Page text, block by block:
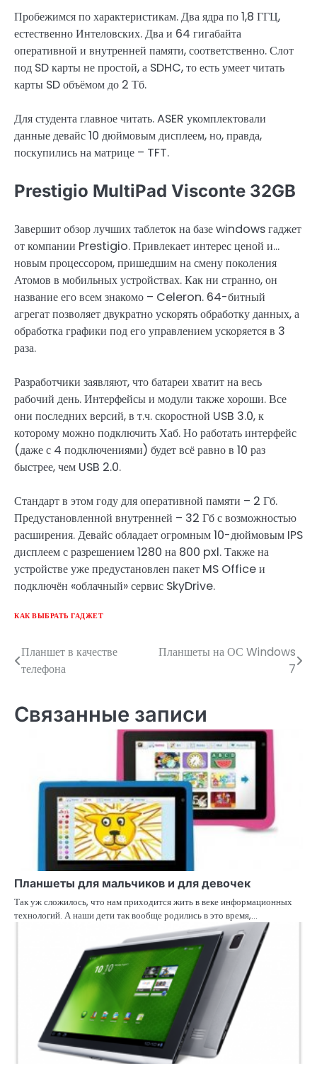
Пробежимся по характеристикам. Два ядра по 1,8 ГГЦ,
естественно Интеловских. Два и 64 гигабайта
оперативной и внутренней памяти, соответственно. Слот
под SD карты не простой, а SDHC, то есть умеет читать
карты SD объёмом до 2 Тб.
Для студента главное читать. ASER укомплектовали
данные девайс 10 дюймовым дисплеем, но, правда,
поскупились на матрице – TFT.
Prestigio MultiPad Visconte 32GB
Завершит обзор лучших таблеток на базе windows гаджет
от компании Prestigio. Привлекает интерес ценой и…
новым процессором, пришедшим на смену поколения
Атомов в мобильных устройствах. Как ни странно, он
название его всем знакомо – Celeron. 64-битный
агрегат позволяет двукратно ускорять обработку данных, а
обработка графики под его управлением ускоряется в 3
раза.
Разработчики заявляют, что батареи хватит на весь
рабочий день. Интерфейсы и модули также хороши. Все
они последних версий, в т.ч. скоростной USB 3.0, к
которому можно подключить Хаб. Но работать интерфейс
(даже с 4 подключениями) будет всё равно в 10 раз
быстрее, чем USB 2.0.
Стандарт в этом году для оперативной памяти – 2 Гб.
Предустановленной внутренней – 32 Гб с возможностью
расширения. Девайс обладает огромным 10-дюймовым IPS
дисплеем с разрешением 1280 на 800 pxl. Также на
устройстве уже предустановлен пакет MS Office и
подключён «облачный» сервис SkyDrive.
КАК ВЫБРАТЬ ГАДЖЕТ
Навигация
записям
Планшет в качестве
телефона
Планшеты на ОС Windows
7
Связанные записи
Планшеты для мальчиков и для девочек
Так уж сложилось, что нам приходится жить в веке информационных
технологий. А наши дети так вообще родились в это время,…